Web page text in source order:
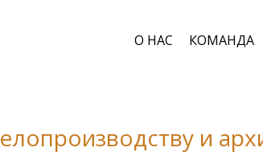
О НАС КОМАНДА
и